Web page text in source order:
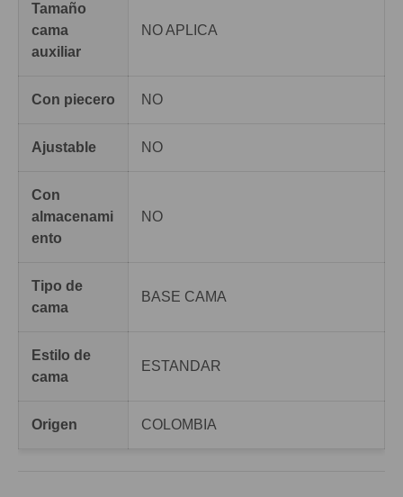
Tamaño
cama
auxiliar
NO APLICA
Con piecero NO
Ajustable NO
Con
almacenami
ento
NO
Tipo de
cama
BASE CAMA
Estilo de
cama
ESTANDAR
Origen COLOMBIA